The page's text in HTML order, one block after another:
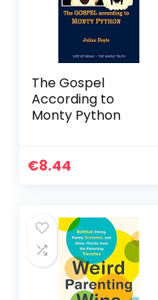
The Gospel
According to
Monty Python
€8.44